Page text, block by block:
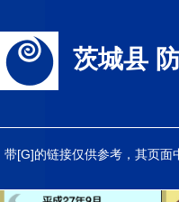
茨城县
带[G]的链接仅供参考，其页面